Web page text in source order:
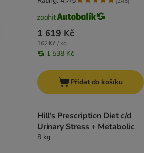
1 619 Kč
162 Kč / kg
1 538 Kč
Přidat do košíku
Hill's Prescription Diet c/d
Urinary Stress + Metabolic
8 kg